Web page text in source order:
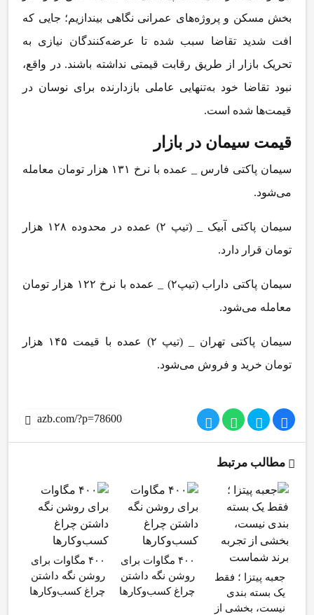
بخش مسکن و پروژه‌های عمرانی نگاهی بیندازیم؛ جایی که
افت شدید تقاضا سبب شده تا عرضه‌کنندگان نیازی به
تحریک بازار از طریق رقابت قیمتی نداشته باشند. در واقع،
نبود تقاضا خود به‌تنهایی عاملی بازدارنده برای نوسان در
قیمت‌ها شده است.
قیمت سیمان در بازار
سیمان پاکتی فارس _ عمده با نرخ ۱۳۱ هزار تومان معامله
می‌شود.
سیمان پاکتی آبیک _ (تیپ ۲) عمده در محدوده ۱۲۸ هزار
تومان قرار دارد.
سیمان پاکتی داراب (تیپ۲) _ عمده با نرخ ۱۲۲ هزار تومان
معامله می‌شود.
سیمان پاکتی تهران _ (تیپ ۲) عمده با قیمت ۱۴۵ هزار
تومان خرید و فروش می‌شود.
مطالب مرتبط
جعبه پیتزا ؛ فقط
یک بسته‌ بندی
نیست، بخشی از
۴۰۰ مگاوات برای
روشن نگه داشتن
چراغ کسب‌وکار‌ها
۴۰۰ مگاوات برای
روشن نگه داشتن
چراغ کسب‌وکار‌ها